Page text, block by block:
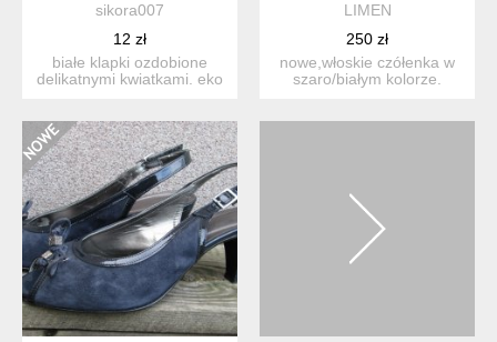
sikora007
12 zł
białe klapki ozdobione
delikatnymi kwiatkami. eko
LIMEN
250 zł
nowe,włoskie czółenka w
szaro/białym kolorze.